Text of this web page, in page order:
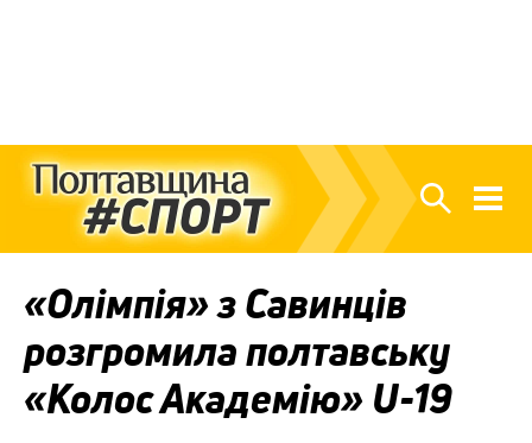
«Олімпія» з Савинців
розгромила полтавську
«Колос Академію» U-19